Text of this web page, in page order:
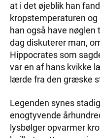
at i det øjeblik han
kropstemperaturen og
han også have
dag diskuterer man,
Hippocrates som
var en af hans kvikke
lærde fra den græske
Legenden synes
enogtyvende
lysbølger opvarmer